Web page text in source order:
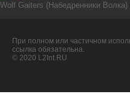
Wolf Gaiters (Набедренники Волка)
При полном или частичном
ссылка обязательна.
© 2020 L2Int.RU